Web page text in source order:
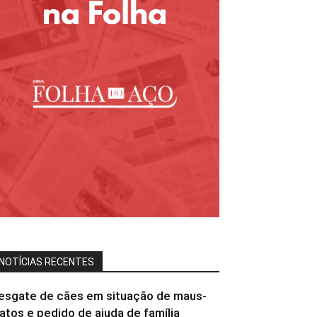
RECENTES
de cães em situação de maus-
e pedido de ajuda de família